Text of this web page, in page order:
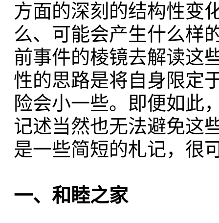
方面的深刻的结构性变
么、可能会产生什么样
前事件的棱镜去解读这
性的思路是将自身限定
险会小一些。即便如此
记述当然也无法避免这
是一些简短的札记，很
一、和睦之家